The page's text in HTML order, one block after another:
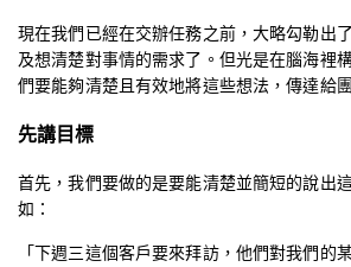
現在我們已經在交辦任務之前，大略勾勒出
及想清楚對事情的需求了。但光是在腦海裡
們要能夠清楚且有效地將這些想法，傳達給
先講目標
首先，我們要做的是要能清楚並簡短的說出
如：
「下週三這個客戶要來拜訪，他們對我們的